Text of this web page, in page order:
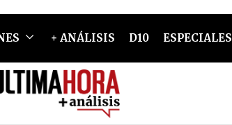
+ ANÁLISIS D10 ESPECIALES